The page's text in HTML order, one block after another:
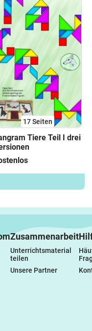
17Seiten
Tiere Teil I drei
Zusammenarbeit
Unterrichtsmaterial
teilen
Unsere Partner